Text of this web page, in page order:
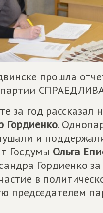
прошла
партии
за год рассказал
Гордиенко.
и
Госдумы Ольга
Гордиенко
в
председателем